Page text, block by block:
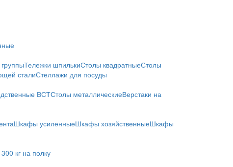
Тележки шпилькиСтолы квадратныеСтолы
сталиСтеллажи для посуды
ВСТСтолы металлическиеВерстаки на
Шкафы усиленныеШкафы хозяйственныеШкафы
кг на полку